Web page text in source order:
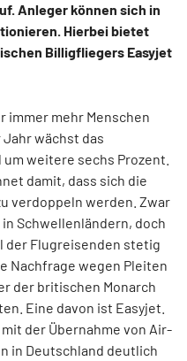
Anleger können sich in
Hierbei bietet
Billigfliegers Easyjet
immer mehr Menschen
wächst das
weitere sechs Prozent.
damit, dass sich die
verdoppeln werden. Zwar
Schwellenländern, doch
der Flugreisenden stetig
Nachfrage wegen Pleiten
der britischen Monarch
Eine davon ist Easyjet.
der Übernahme von Air-
in Deutschland deutlich